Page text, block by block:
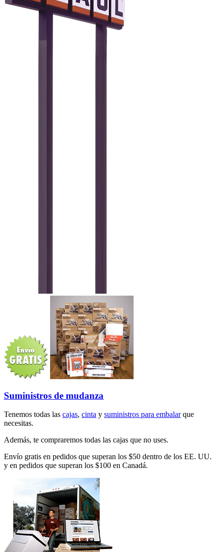
Suministros de mudanza
Tenemos todas las cajas, cinta y suministros para embalarque
necesitas.
Además, te compraremos todas las cajas que no uses.
Envío gratis en pedidos que superan los $50 dentro de los EE. UU.
y en pedidos que superan los $100 en Canadá.